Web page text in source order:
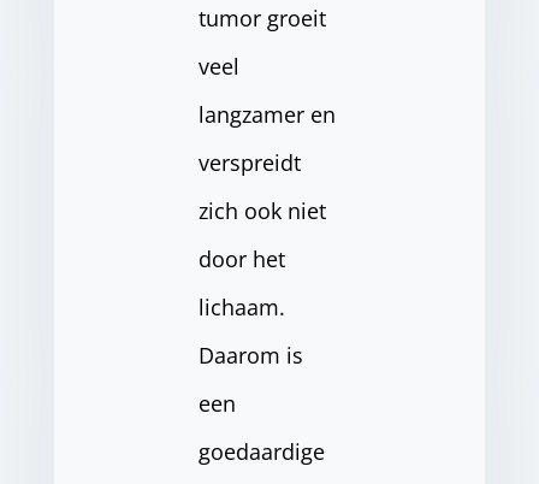
tumor groeit
veel
langzamer en
verspreidt
zich ook niet
door het
lichaam.
Daarom is
een
goedaardige